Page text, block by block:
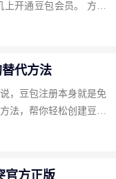
上开通豆包会员。 方法
代方法
，豆包注册本身就是免
法，帮你轻松创建豆包
（推荐） 部分版本...
官方正版